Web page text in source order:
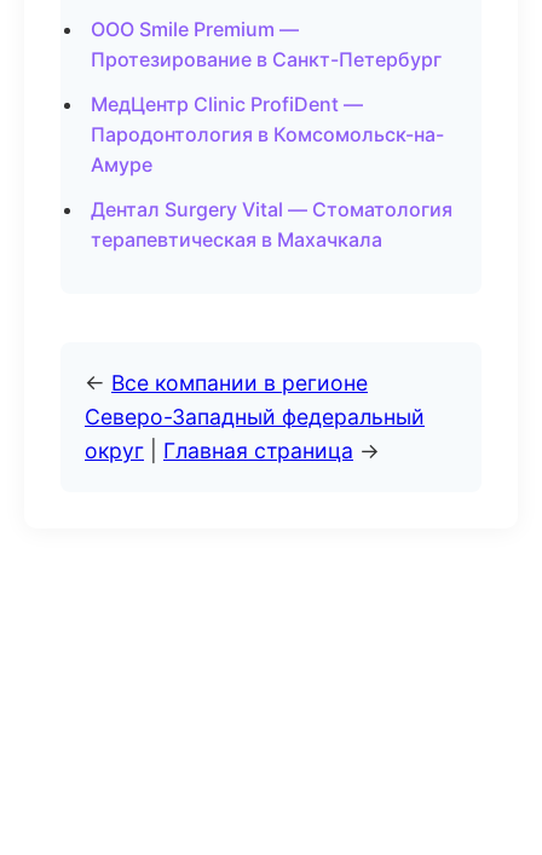
ООО Smile Premium —
Протезирование в Санкт-Петербург
МедЦентр Clinic ProfiDent —
Пародонтология в Комсомольск-на-
Амуре
Дентал Surgery Vital — Стоматология
терапевтическая в Махачкала
← Все компании в регионе
Северо-Западный федеральный
округ
Главная страница →